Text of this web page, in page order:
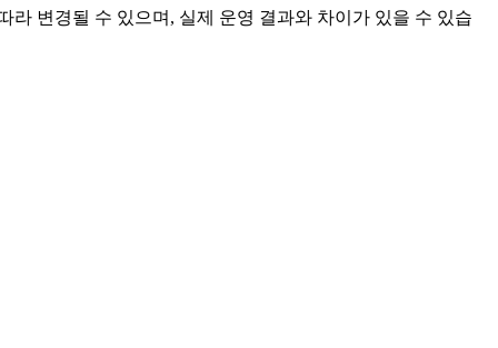
라 변경될 수 있으며, 실제 운영 결과와 차이가 있을 수 있습